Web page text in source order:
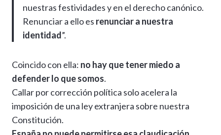
nuestras festividades y en el derecho canónico.
Renunciar a ello es renunciar a nuestra
identidad”.
Coincido con ella: no hay que tener miedo a
defender lo que somos.
Callar por corrección política solo acelera la
imposición de una ley extranjera sobre nuestra
Constitución.